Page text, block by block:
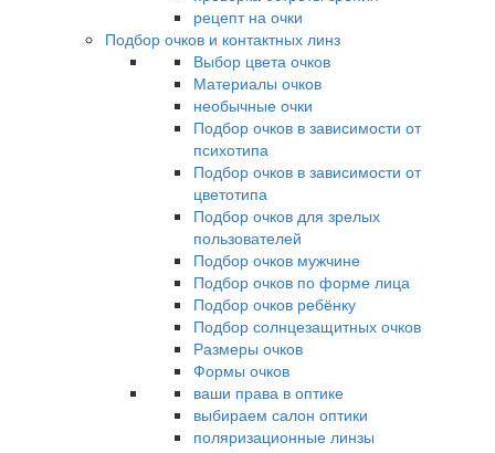
рецепт на очки
Подбор очков и контактных линз
Выбор цвета очков
Материалы очков
необычные очки
Подбор очков в зависимости от
психотипа
Подбор очков в зависимости от
цветотипа
Подбор очков для зрелых
пользователей
Подбор очков мужчине
Подбор очков по форме лица
Подбор очков ребёнку
Подбор солнцезащитных очков
Размеры очков
Формы очков
ваши права в оптике
выбираем салон оптики
поляризационные линзы